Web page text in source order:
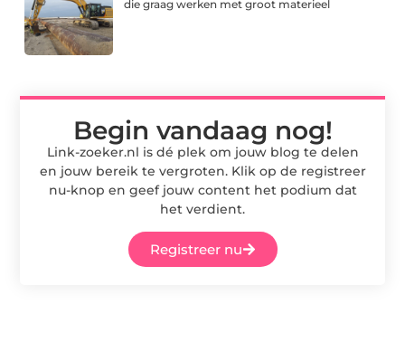
die graag werken met groot materieel
Begin vandaag nog!
Link-zoeker.nl is dé plek om jouw blog te delen
en jouw bereik te vergroten. Klik op de registreer
nu-knop en geef jouw content het podium dat
het verdient.
Registreer nu